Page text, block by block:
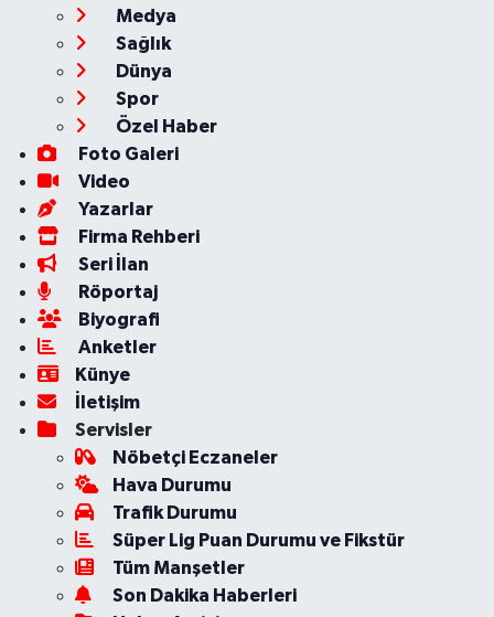
Medya
Sağlık
Dünya
Spor
Özel Haber
Foto Galeri
Video
Yazarlar
Firma Rehberi
Seri İlan
Röportaj
Biyografi
Anketler
Künye
İletişim
Servisler
Nöbetçi Eczaneler
Hava Durumu
Trafik Durumu
Süper Lig Puan Durumu ve Fikstür
Tüm Manşetler
Son Dakika Haberleri